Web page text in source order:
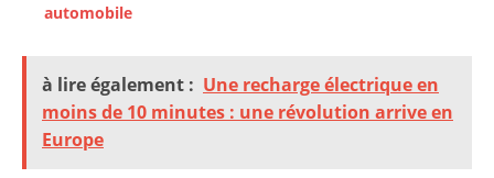
automobile
à lire également : Une recharge électrique en
moins de 10 minutes : une révolution arrive en
Europe